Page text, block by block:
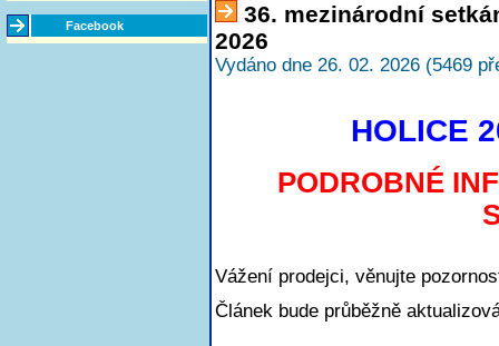
Facebook
36. mezinárodní
2026
Vydáno dne 26. 02. 2026 (5469
HOLICE
PODROBNÉ
Vážení prodejci, věnujte
Článek bude průběžně